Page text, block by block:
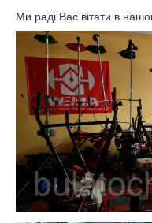
Ми раді Вас вітати в